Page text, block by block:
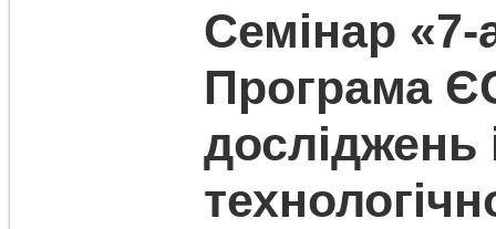
Семінар
Програма
досліджень